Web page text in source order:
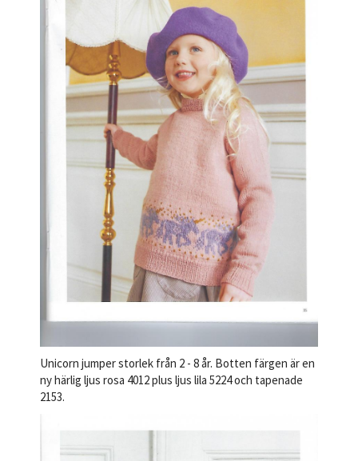
Unicorn jumper storlek från 2 - 8 år. Botten färgen är en
ny härlig ljus rosa 4012 plus ljus lila 5224 och tapenade
2153.